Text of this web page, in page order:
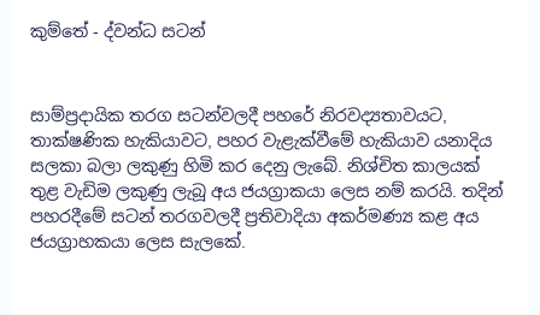
කුම්තේ - ද්වන්ධ සටන්
සාම්ප්‍රදායික තරග සටන්වලදී පහරේ නිරවද්‍යතාවයට,
තාක්ෂණික හැකියාවට, පහර වැළැක්වීමේ හැකියාව යනාදිය
සලකා බලා ලකුණු හිමි කර දෙනු ලැබේ. නිශ්චිත කාලයක්
තුළ වැඩිම ලකුණු ලැබූ අය ජයග්‍රාකයා ලෙස නම් කරයි. තදින්
පහරදීමේ සටන් තරගවලදී ප්‍රතිවාදියා අකර්මණ්‍ය කළ අය
ජයග්‍රාහකයා ලෙස සැලකේ.